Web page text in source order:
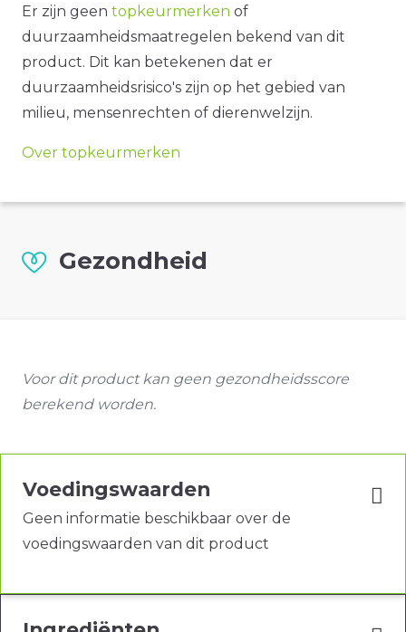
Er zijn geen topkeurmerken of
duurzaamheidsmaatregelen bekend van dit
product. Dit kan betekenen dat er
duurzaamheidsrisico's zijn op het gebied van
milieu, mensenrechten of dierenwelzijn.
Over topkeurmerken
Gezondheid
Voor dit product kan geen gezondheidsscore
berekend worden.
Voedingswaarden
Geen informatie beschikbaar over de
voedingswaarden van dit product